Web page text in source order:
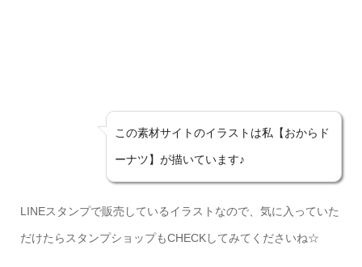
この素材サイトのイラストは私【おからド
ーナツ】が描いています♪
LINEスタンプで販売しているイラストなので、気に入っていた
だけたらスタンプショップもCHECKしてみてくださいね☆